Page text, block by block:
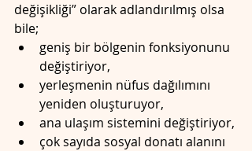
değişikliği” olarak adlandırılmış olsa
bile;
geniş bir bölgenin fonksiyonunu
değiştiriyor,
yerleşmenin nüfus dağılımını
yeniden oluşturuyor,
ana ulaşım sistemini değiştiriyor,
çok sayıda sosyal donatı alanını